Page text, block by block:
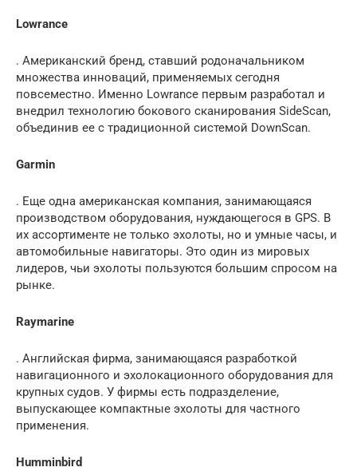
Lowrance
. Американский бренд, ставший родоначальником
множества инноваций, применяемых сегодня
повсеместно. Именно Lowrance первым разработал и
внедрил технологию бокового сканирования SideScan,
объединив ее с традиционной системой DownScan.
Garmin
. Еще одна американская компания, занимающаяся
производством оборудования, нуждающегося в GPS. В
их ассортименте не только эхолоты, но и умные часы, и
автомобильные навигаторы. Это один из мировых
лидеров, чьи эхолоты пользуются большим спросом на
рынке.
Raymarine
. Английская фирма, занимающаяся разработкой
навигационного и эхолокационного оборудования для
крупных судов. У фирмы есть подразделение,
выпускающее компактные эхолоты для частного
применения.
Humminbird